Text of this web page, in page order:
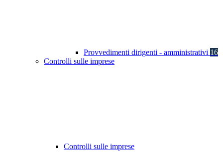
Provvedimenti dirigenti - amministrativi 16
Controlli sulle imprese
Controlli sulle imprese